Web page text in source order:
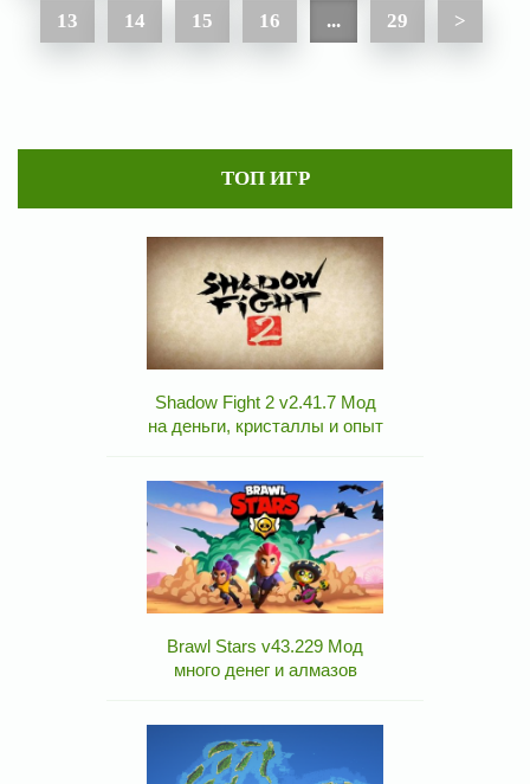
13 14 15 16 ... 29 >
ТОП ИГР
Shadow Fight 2 v2.41.7 Мод
на деньги, кристаллы и опыт
Brawl Stars v43.229 Мод
много денег и алмазов